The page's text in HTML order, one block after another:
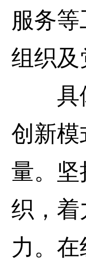
服务
组织及
具体
创新模
量。坚
织，着
力。在